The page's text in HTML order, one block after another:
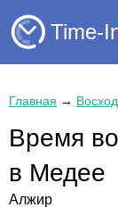
Time-
Главная →
Время
в Медее
Алжир